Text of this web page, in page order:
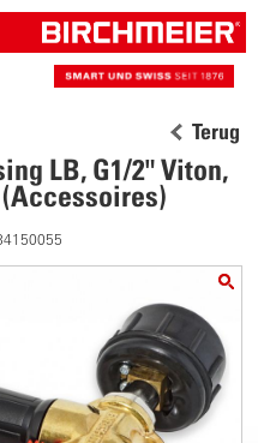
Terug
LB, G1/2" Viton,
(Accessoires)